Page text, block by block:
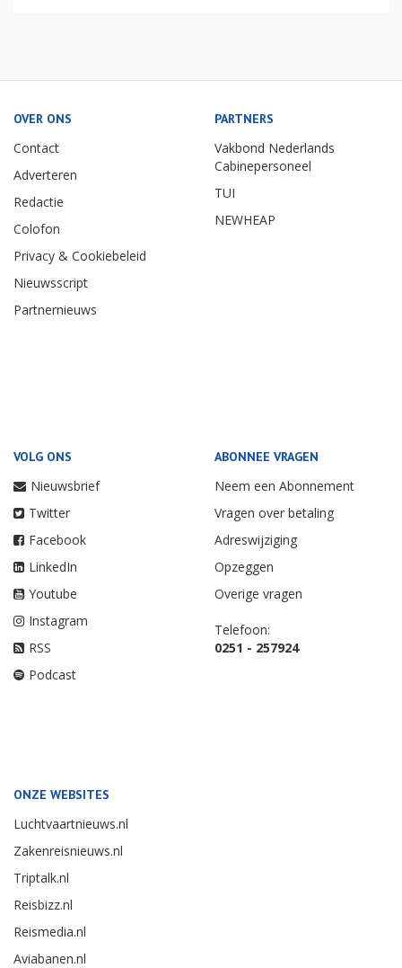
OVER ONS
Contact
Adverteren
Redactie
Colofon
Privacy & Cookiebeleid
Nieuwsscript
Partnernieuws
PARTNERS
Vakbond Nederlands
Cabinepersoneel
TUI
NEWHEAP
VOLG ONS
Nieuwsbrief
Twitter
Facebook
LinkedIn
Youtube
Instagram
RSS
Podcast
ABONNEE VRAGEN
Neem een Abonnement
Vragen over betaling
Adreswijziging
Opzeggen
Overige vragen
Telefoon:
0251 - 257924
ONZE WEBSITES
Luchtvaartnieuws.nl
Zakenreisnieuws.nl
Triptalk.nl
Reisbizz.nl
Reismedia.nl
Aviabanen.nl